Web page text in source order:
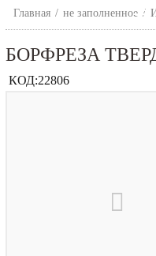
Главная / не заполненное /
БОРФРЕЗА
КОД:22806